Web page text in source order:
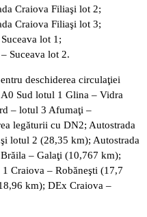
Craiova Filiaşi lot 2;
Craiova Filiaşi lot 3;
lot 1;
Suceava lot 2.
deschiderea circulaţiei
Sud lotul 1 Glina – Vidra
– lotul 3 Afumaţi –
legăturii cu DN2; Autostrada
lotul 2 (28,35 km); Autostrada
– Galaţi (10,767 km);
Craiova – Robăneşti (17,7
km); DEx Craiova –